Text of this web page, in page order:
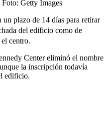
Foto: Getty Images
plazo de 14 días para retirar
del edificio como de
centro.
Center eliminó el nombre
la inscripción todavía
edificio.